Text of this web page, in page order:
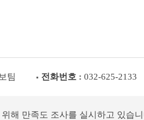
팀 전화번호 : 032-625-2133
해 만족도 조사를 실시하고 있습